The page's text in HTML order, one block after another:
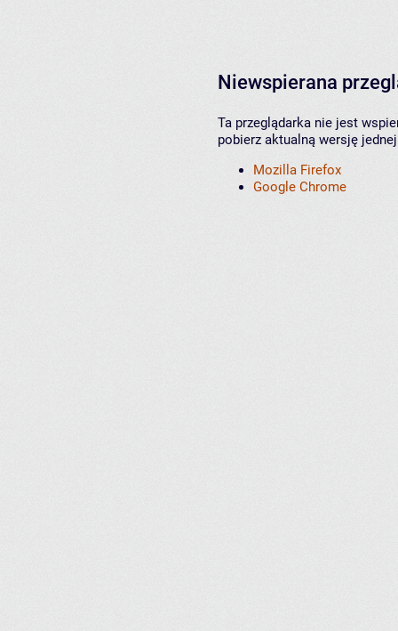
Niewspierana
Ta przeglądarka nie jest
pobierz aktualną wersję
Mozilla Firefox
Google Chrome